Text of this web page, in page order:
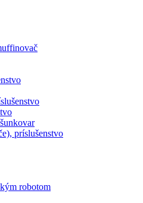
príslušenstvo
robotom